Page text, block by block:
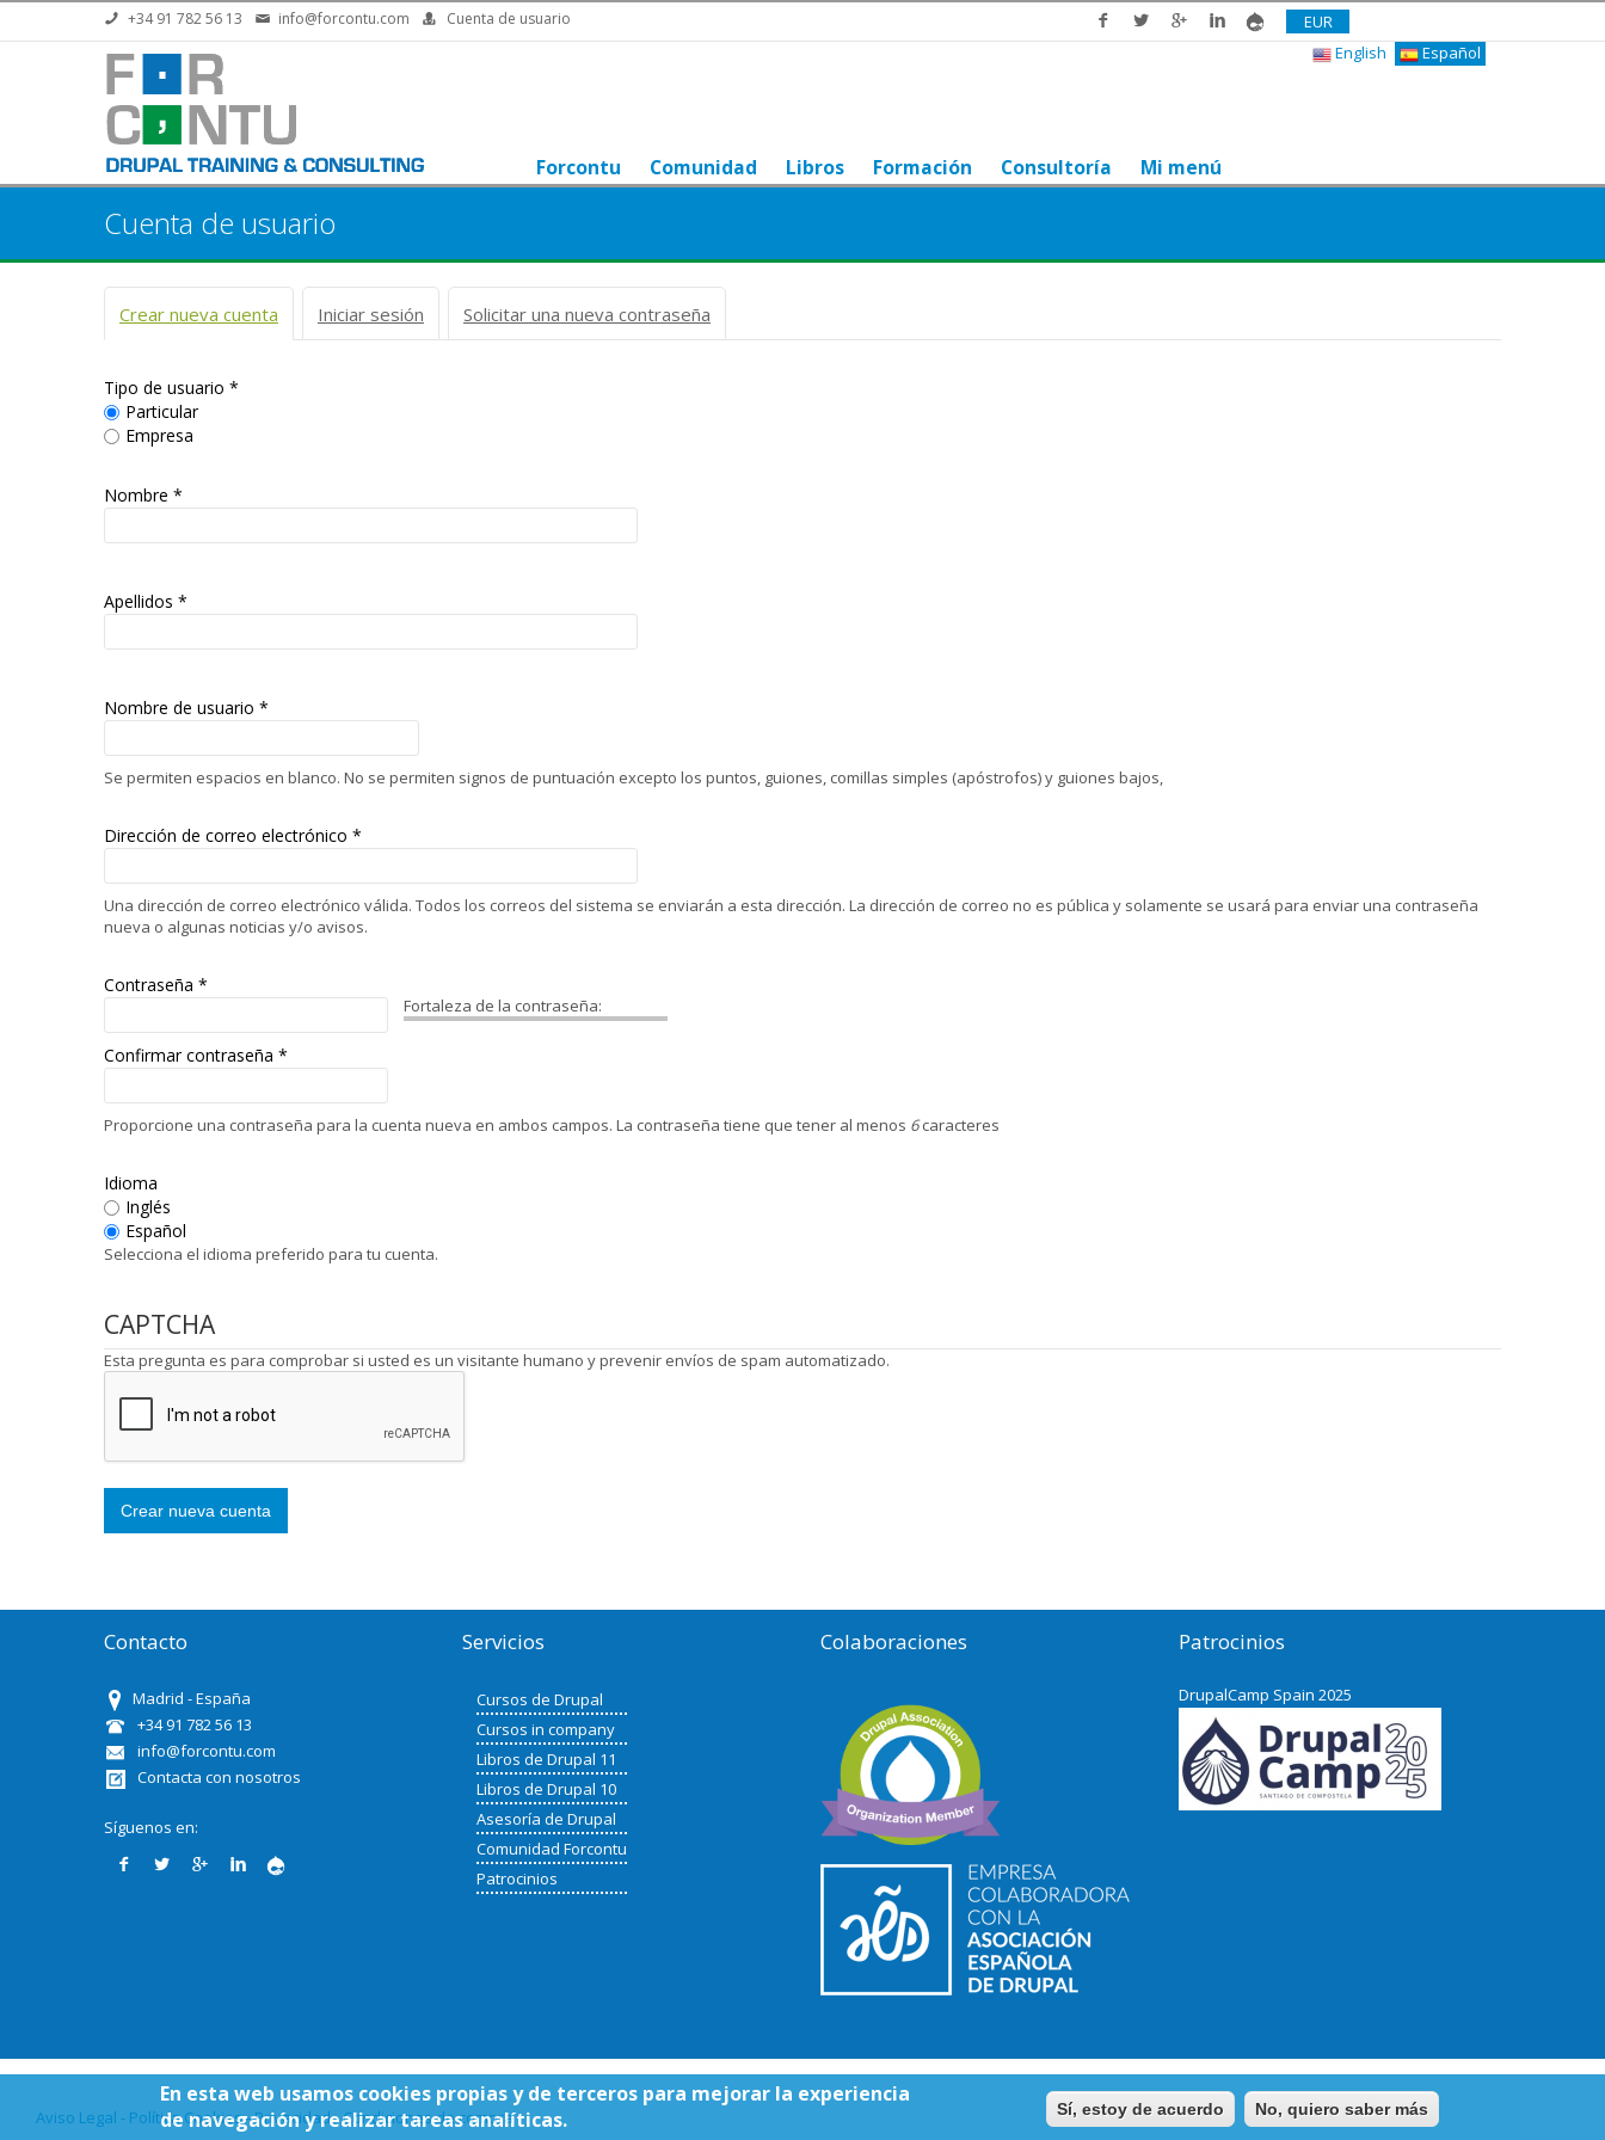
Pasar al contenido principal
+34 91 782 56 13 info@forcontu.com Cuenta de usuario
EUR
English
Español
Forcontu Comunidad Libros Formación Consultoría Mi menú
Cuenta de usuario
Solapas principales
Crear nueva cuenta (solapa activa)
Iniciar sesión Solicitar una nueva contraseña
Tipo de usuario *
Particular
Empresa
Nombre *
Apellidos *
Nombre de usuario *
Se permiten espacios en blanco. No se permiten signos de puntuación excepto los puntos, guiones, comillas simples (apóstrofos) y guiones bajos,
Dirección de correo electrónico *
Una dirección de correo electrónico válida. Todos los correos del sistema se enviarán a esta dirección. La dirección de correo no es pública y solamente se usará para enviar una contraseña
nueva o algunas noticias y/o avisos.
Fortaleza de la contraseña:
Contraseña *
Confirmar contraseña *
Proporcione una contraseña para la cuenta nueva en ambos campos. La contraseña tiene que tener al menos 6caracteres
Idioma
Inglés
Español
Selecciona el idioma preferido para tu cuenta.
CAPTCHA
Esta pregunta es para comprobar si usted es un visitante humano y prevenir envíos de spam automatizado.
Contacto
Madrid - España
+34 91 782 56 13
info@forcontu.com
Contacta con nosotros
Síguenos en:
Servicios
Cursos de Drupal
Cursos in company
Libros de Drupal 11
Libros de Drupal 10
Asesoría de Drupal
Comunidad Forcontu
Patrocinios
Colaboraciones Patrocinios
DrupalCamp Spain 2025
Pacific Northwest Drupal Summit
2024
Aviso Legal - Política Cookies - Privacidad - Condiciones de compra
En esta web usamos cookies propias y de terceros para mejorar la experiencia
de navegación y realizar tareas analíticas.
Sí, estoy de acuerdo No, quiero saber más